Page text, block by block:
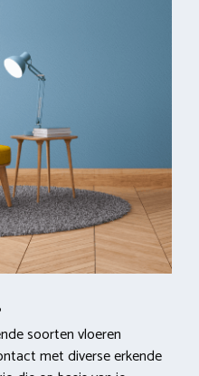
soorten vloeren
met diverse erkende